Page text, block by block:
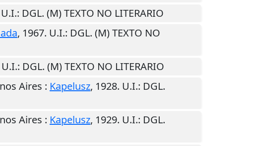
U.I.: DGL. (M) TEXTO NO LITERARIO
, 1967. U.I.: DGL. (M) TEXTO NO
U.I.: DGL. (M) TEXTO NO LITERARIO
Aires : Kapelusz, 1928. U.I.: DGL.
Aires : Kapelusz, 1929. U.I.: DGL.